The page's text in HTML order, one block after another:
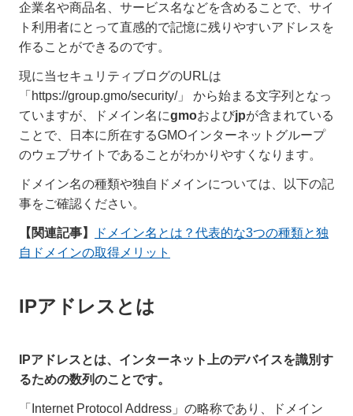
企業名や商品名、サービス名などを含めることで、サイ
ト利用者にとって直感的で記憶に残りやすいアドレスを
作ることができるのです。
現に当セキュリティブログのURLは
「https://group.gmo/security/」 から始まる文字列となっ
ていますが、ドメイン名にgmoおよびjpが含まれている
ことで、日本に所在するGMOインターネットグループ
のウェブサイトであることがわかりやすくなります。
ドメイン名の種類や独自ドメインについては、以下の記
事をご確認ください。
【関連記事】
ドメイン名とは？代表的な3つの種類と独
自ドメインの取得メリット
IPアドレスとは
IPアドレスとは、インターネット上のデバイスを識別す
るための数列のことです。
「Internet Protocol Address」の略称であり、ドメイン